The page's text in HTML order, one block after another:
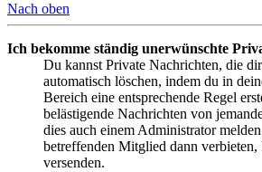
Nach oben
Ich bekomme ständig unerwünschte
Du kannst Private Nachrichten, die
automatisch löschen, indem du in
Bereich eine entsprechende Regel
belästigende Nachrichten von
dies auch einem Administrator
betreffenden Mitglied dann
versenden.